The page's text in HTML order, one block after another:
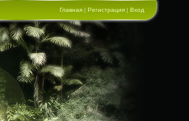
Главная | Регистрация | Вход